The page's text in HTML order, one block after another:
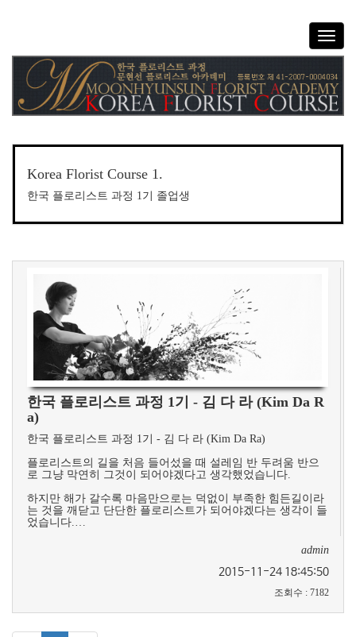
T
o
g
l
e
a
t
o
Korea Florist Course 1.
한국 플로리스트 과정 1기 졸업생
한국 플로리스트 과정 1기 - 김 다 라 (Kim Da R
a)
한국 플로리스트 과정 1기 - 김 다 라 (Kim Da Ra)
플로리스트의 길을 처음 들어섰을 때 설레임 반 두려움 반으
로 그냥 막연히 그것이 되어야겠다고 생각했었습니다.
하지만 해가 갈수록 마음만으로는 덕없이 부족한 힘든길이라
는 것을 깨닫고 단단한 플로리스트가 되어야겠다는 생각이 들
었습니다.…
admin
2015-11-24 18:45:50
조회수 : 7182